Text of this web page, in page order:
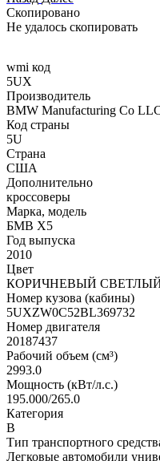
Скопировано
Не удалось скопировать
wmi код
5UX
Производитель
BMW Manufacturing Co
Код страны
5U
Страна
США
Дополнительно
кроссоверы
Марка, модель
БМВ Х5
Год выпуска
2010
Цвет
КОРИЧНЕВЫЙ
Номер кузова (кабины)
5UXZW0C52BL369732
Номер двигателя
20187437
Рабочий объем (см³)
2993.0
Мощность (кВт/л.с.)
195.000/265.0
Категория
В
Тип транспортного
Легковые автомобили